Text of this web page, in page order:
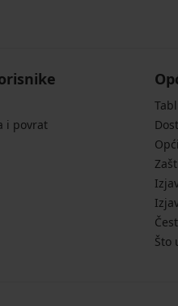
i povrat
Što